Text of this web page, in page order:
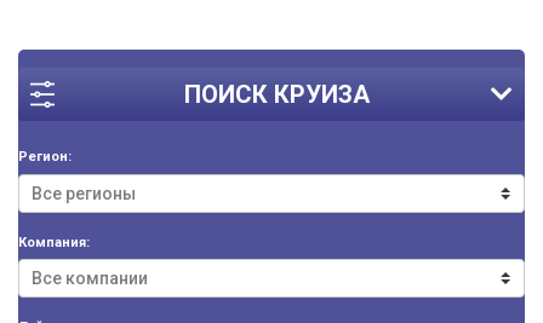
ПОИСК КРУИЗА
Регион:
Компания: